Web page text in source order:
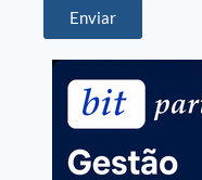
Enviar